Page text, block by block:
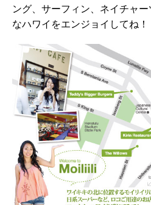
ング、サーフィン、ネイチャ
なハワイをエンジョイしてね！